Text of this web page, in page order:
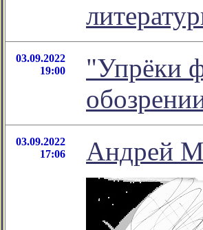
03.09.2022
19:00
"Упрёки
03.09.2022
17:06
Андрей